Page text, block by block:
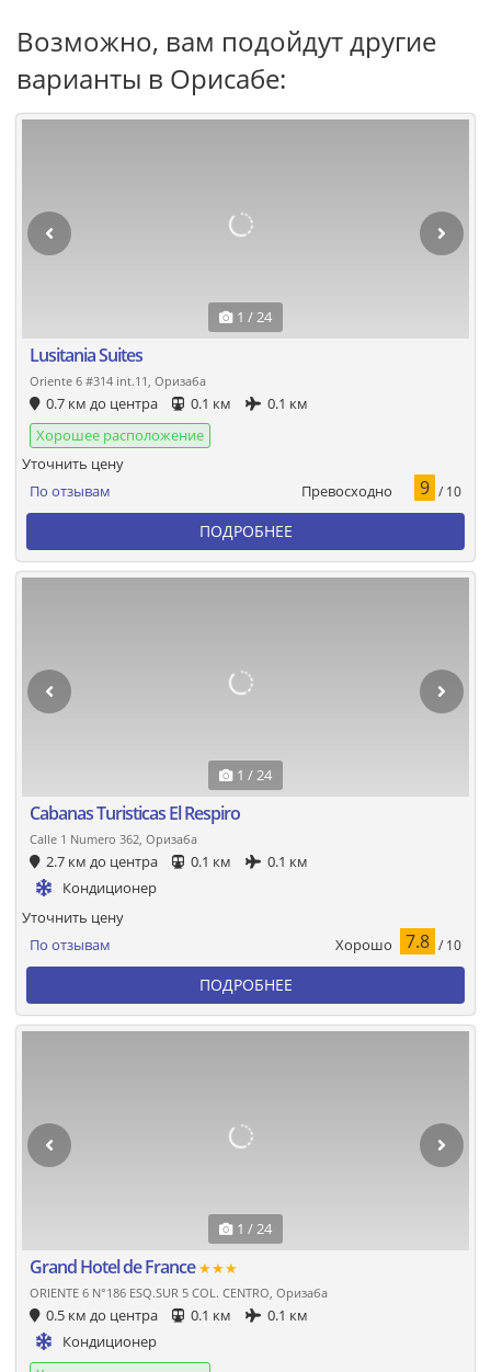
Возможно, вам подойдут другие
варианты в Орисабе:
1 / 24
Lusitania Suites
Oriente 6 #314 int.11, Оризаба
0.7 км до центра 0.1 км
0.1 км
Хорошее расположение
По отзывам Превосходно 9 / 10
Уточнить цену
ПОДРОБНЕЕ
1 / 24
Cabanas Turisticas El Respiro
Calle 1 Numero 362, Оризаба
2.7 км до центра 0.1 км
0.1 км
Кондиционер
По отзывам Хорошо 7.8 / 10
Уточнить цену
ПОДРОБНЕЕ
1 / 24
Grand Hotel de France★★★
ORIENTE 6 N°186 ESQ.SUR 5 COL. CENTRO, Оризаба
0.5 км до центра 0.1 км
0.1 км
Кондиционер